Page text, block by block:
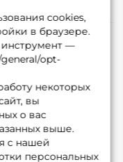
cookies,
в браузере.
—
opt-
некоторых
вы
о вас
выше.
с нашей
персональных